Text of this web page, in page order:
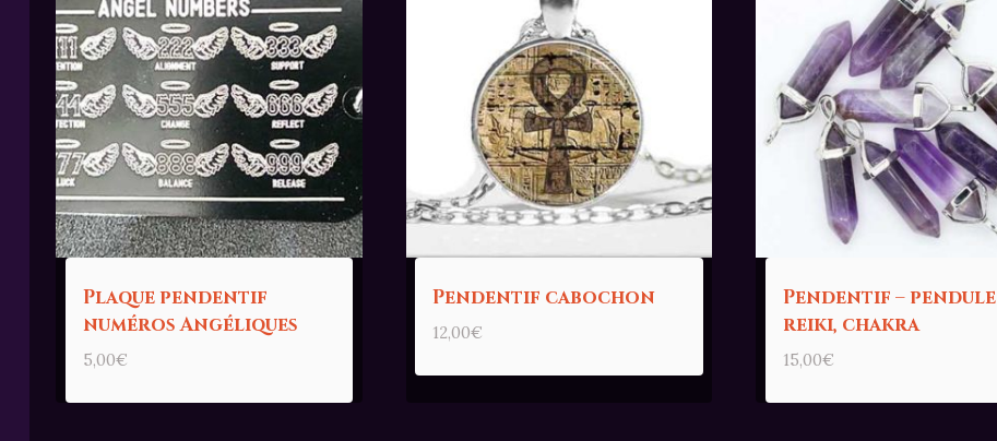
Plaque pendentif
numéros Angéliques
5,00€
Pendentif cabochon
12,00€
Pendentif – pendule
reiki, chakra
15,00€